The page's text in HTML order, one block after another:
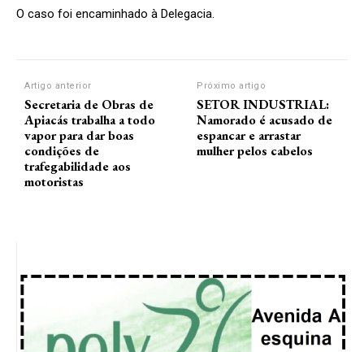
O caso foi encaminhado à Delegacia.
Artigo anterior
Secretaria de Obras de
Apiacás trabalha a todo
vapor para dar boas
condições de
trafegabilidade aos
motoristas
Próximo artigo
SETOR INDUSTRIAL:
Namorado é acusado de
espancar e arrastar
mulher pelos cabelos